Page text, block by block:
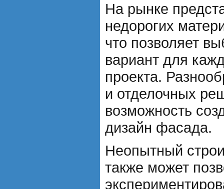
На рынке
недорогих
что позволяет
вариант для
проекта.
и отделочных
возможность
дизайн фасада.
Неопытный
также может